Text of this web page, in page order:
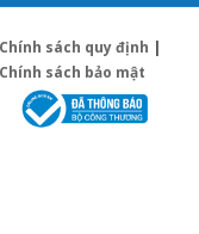
Chính sách quy định |
Chính sách bảo mật